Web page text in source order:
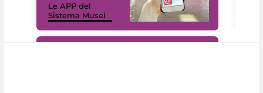
Le APP del
Sistema Musei